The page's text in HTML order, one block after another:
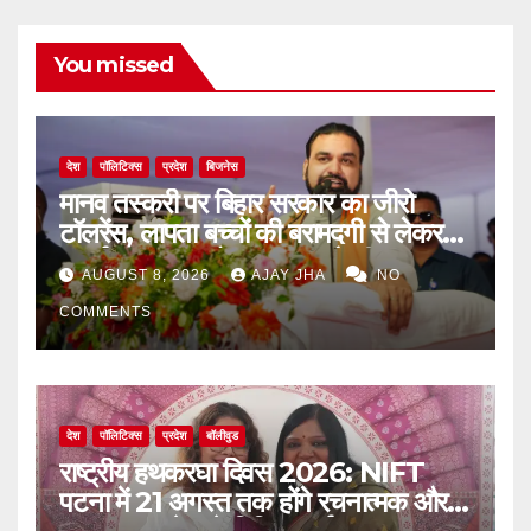
You missed
देश पॉलिटिक्स प्रदेश बिजनेस
मानव तस्करी पर बिहार सरकार का जीरो
टॉलरेंस, लापता बच्चों की बरामदगी से लेकर
पुनर्वास तक पर जोर: सम्राट चौधरी
AUGUST 8, 2026 AJAY JHA NO
COMMENTS
देश पॉलिटिक्स प्रदेश बॉलीवुड
राष्ट्रीय हथकरघा दिवस 2026: NIFT
पटना में 21 अगस्त तक होंगे रचनात्मक और